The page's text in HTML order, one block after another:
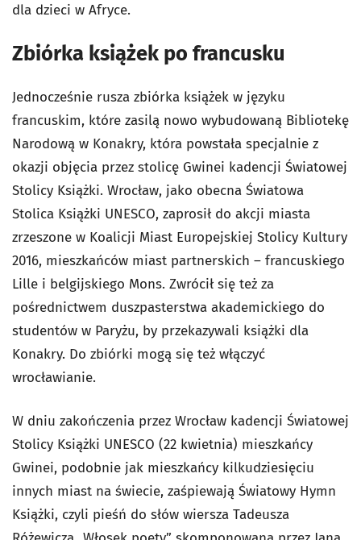
dla dzieci w Afryce.
Zbiórka książek po francusku
Jednocześnie rusza zbiórka książek w języku
francuskim, które zasilą nowo wybudowaną Bibliotekę
Narodową w Konakry, która powstała specjalnie z
okazji objęcia przez stolicę Gwinei kadencji Światowej
Stolicy Książki. Wrocław, jako obecna Światowa
Stolica Książki UNESCO, zaprosił do akcji miasta
zrzeszone w Koalicji Miast Europejskiej Stolicy Kultury
2016, mieszkańców miast partnerskich – francuskiego
Lille i belgijskiego Mons. Zwrócił się też za
pośrednictwem duszpasterstwa akademickiego do
studentów w Paryżu, by przekazywali książki dla
Konakry. Do zbiórki mogą się też włączyć
wrocławianie.
W dniu zakończenia przez Wrocław kadencji Światowej
Stolicy Książki UNESCO (22 kwietnia) mieszkańcy
Gwinei, podobnie jak mieszkańcy kilkudziesięciu
innych miast na świecie, zaśpiewają Światowy Hymn
Książki, czyli pieśń do słów wiersza Tadeusza